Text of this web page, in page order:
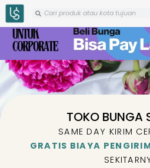
Skip
to
content
Search
Search
TOKO BUNGA
SAME DAY KIRIM
GRATIS BIAYA